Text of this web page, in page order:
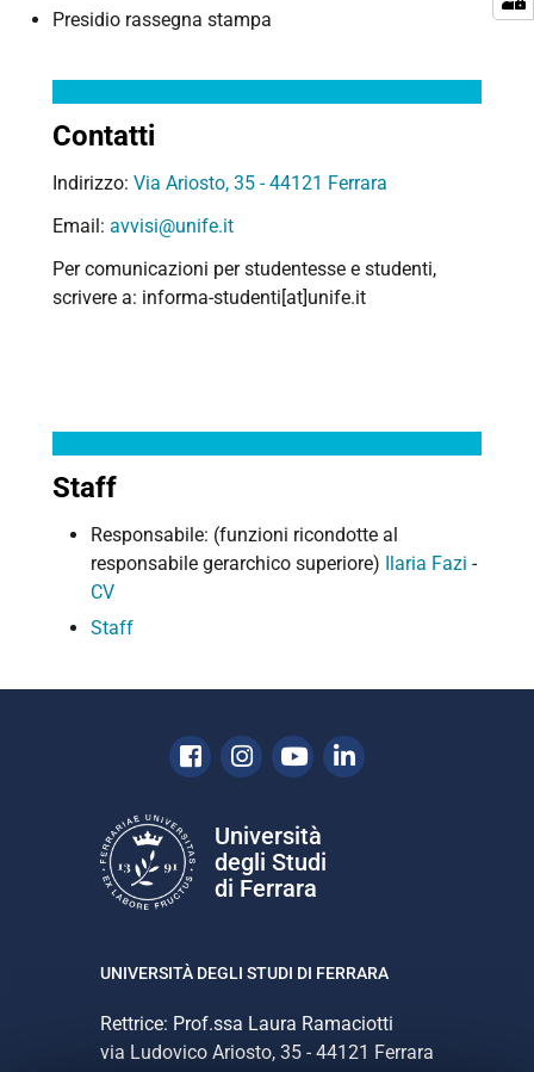
Presidio rassegna stampa
Contatti
Indirizzo: Via Ariosto, 35 - 44121 Ferrara
Email: avvisi@unife.it
Per comunicazioni per studentesse e studenti,
scrivere a: informa-studenti[at]unife.it
Staff
Responsabile: (funzioni ricondotte al
responsabile gerarchico superiore) Ilaria Fazi -
CV
Staff
Facebook
Instagram
YoutubeLinkedin
Università
degli Studi
di Ferrara
UNIVERSITÀ DEGLI STUDI DI FERRARA
Rettrice: Prof.ssa Laura Ramaciotti
via Ludovico Ariosto, 35 - 44121 Ferrara